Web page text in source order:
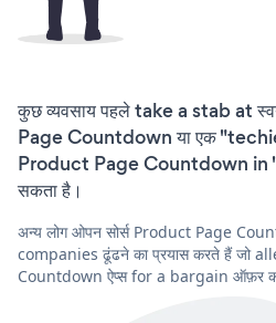
कुछ व्यवसाय पहले take a stab at
Page Countdown या एक "techie"
Product Page Countdown in
सकता है।
अन्य लोग ओपन सोर्स Product Page
companies ढूंढने का प्रयास करते हैं जो
Countdown ऐप्स for a bargain ऑफ़र